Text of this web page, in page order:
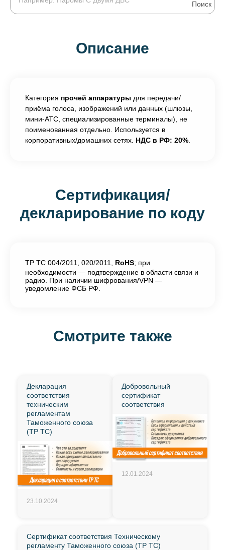
Описание
Категория прочей аппаратуры для передачи/
приёма голоса, изображений или данных (шлюзы,
мини-АТС, специализированные терминалы), не
поименованная отдельно. Используется в
корпоративных/домашних сетях. НДС в РФ: 20%
Сертификация/
декларирование по коду
ТР ТС 004/2011, 020/2011, RoHS; при
необходимости — подтверждение в области связи и
радио. При наличии шифрования/VPN —
уведомление ФСБ РФ.
Смотрите также
Декларация
соответствия
техническим
регламентам
Таможенного союза
(ТР ТС)
23.10.2024
Добровольный
сертификат
соответствия
12.01.2024
Сертификат соответствия Техническому
регламенту Таможенного союза (ТР ТС)